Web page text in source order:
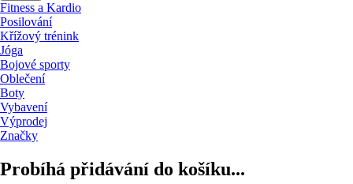
Fitness a Kardio
Posilování
Křížový trénink
Jóga
Bojové sporty
Oblečení
Boty
Vybavení
Výprodej
Značky
Probíhá přidávání do košíku...